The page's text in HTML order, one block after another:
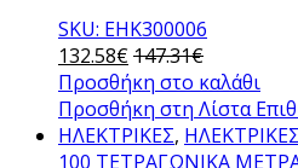
SKU: EHK300006
132.58€147.31€
Προσθήκη στο καλάθι
Προσθήκη στη Λίστα
ΗΛΕΚΤΡΙΚΕΣ,
100 ΤΕΤΡΑΓΩΝΙΚΑ